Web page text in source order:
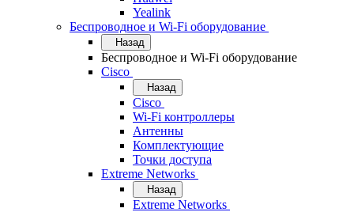
Yealink
Беспроводное и Wi-Fi оборудование
Назад
Беспроводное и Wi-Fi оборудование
Cisco
Назад
Cisco
Wi-Fi контроллеры
Антенны
Комплектующие
Точки доступа
Extreme Networks
Назад
Extreme Networks